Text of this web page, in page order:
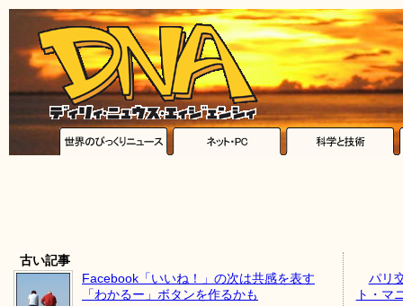
古い記事
Facebook「いいね！」の次は共感を表す
「わかるー」ボタンを作るかも
パリ
ト・マ